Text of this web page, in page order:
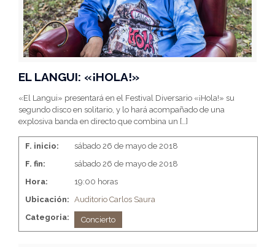
EL LANGUI: «¡HOLA!»
«El Langui» presentará en el Festival Diversario «¡Hola!» su
segundo disco en solitario, y lo hará acompañado de una
explosiva banda en directo que combina un […]
F. inicio:
sábado 26 de mayo de 2018
F. fin:
sábado 26 de mayo de 2018
Hora:
19:00 horas
Ubicación: Auditorio Carlos Saura
Categoria:
Concierto